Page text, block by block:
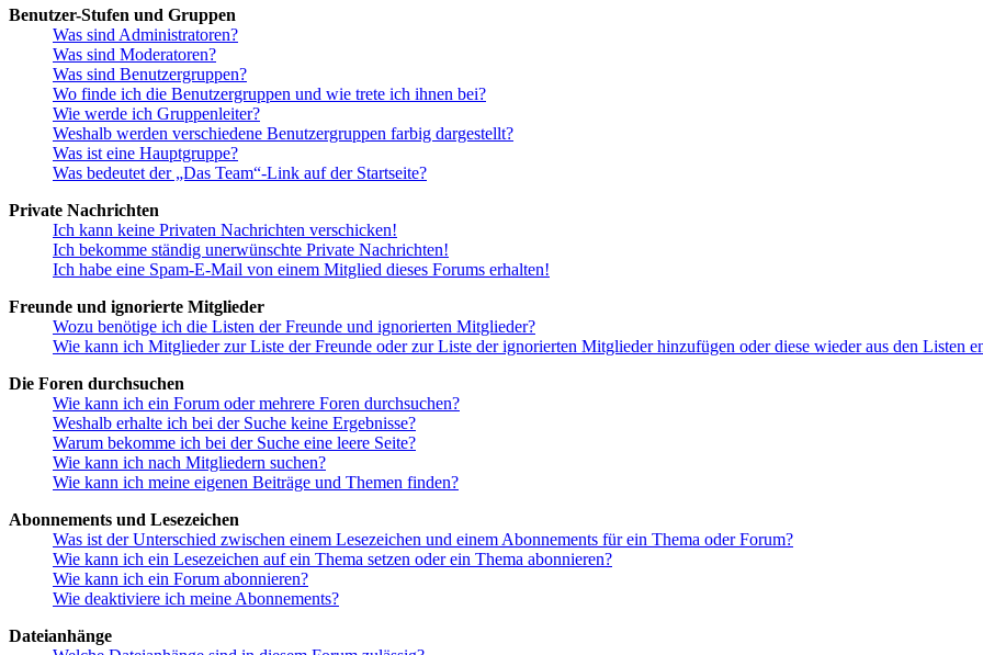
Benutzer-Stufen und Gruppen
Was sind Administratoren?
Was sind Moderatoren?
Was sind Benutzergruppen?
Wo finde ich die Benutzergruppen und wie trete ich ihnen bei?
Wie werde ich Gruppenleiter?
Weshalb werden verschiedene Benutzergruppen farbig dargestellt?
Was ist eine Hauptgruppe?
Was bedeutet der „Das Team“-Link auf der Startseite?
Private Nachrichten
Ich kann keine Privaten Nachrichten verschicken!
Ich bekomme ständig unerwünschte Private Nachrichten!
Ich habe eine Spam-E-Mail von einem Mitglied dieses Forums erhalten!
Freunde und ignorierte Mitglieder
Wozu benötige ich die Listen der Freunde und ignorierten Mitglieder?
Wie kann ich Mitglieder zur Liste der Freunde oder zur Liste der ignorierten Mitglieder hinzufügen oder diese wieder aus den Listen
Die Foren durchsuchen
Wie kann ich ein Forum oder mehrere Foren durchsuchen?
Weshalb erhalte ich bei der Suche keine Ergebnisse?
Warum bekomme ich bei der Suche eine leere Seite?
Wie kann ich nach Mitgliedern suchen?
Wie kann ich meine eigenen Beiträge und Themen finden?
Abonnements und Lesezeichen
Was ist der Unterschied zwischen einem Lesezeichen und einem Abonnements für ein Thema oder Forum?
Wie kann ich ein Lesezeichen auf ein Thema setzen oder ein Thema abonnieren?
Wie kann ich ein Forum abonnieren?
Wie deaktiviere ich meine Abonnements?
Dateianhänge